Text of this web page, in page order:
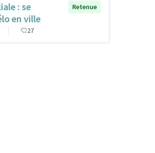
: se
en ville
Retenue
27